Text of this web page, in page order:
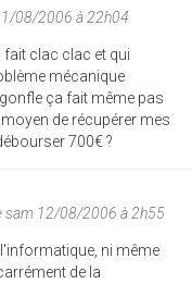
08/2006 à 22h04
clac clac et qui
mécanique
ça fait même pas
de récupérer mes
700€ ?
sam 12/08/2006 à 2h55
ni même
de la